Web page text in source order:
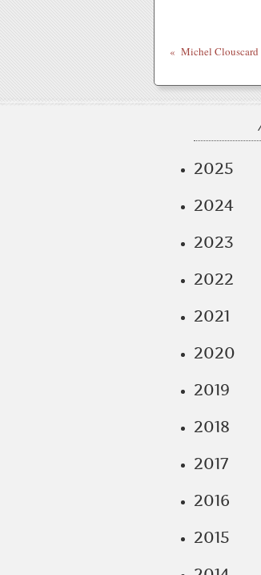
2025
2024
2023
2022
2021
2020
2019
2018
2017
2016
2015